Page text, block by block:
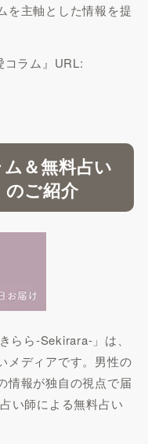
を主軸とした情報を提
コラム』URL:
＆無料占い
ご紹介
らら-Sekirara-」は、
メディアです。男性の
情報が独自の視点で届
い師による無料占い